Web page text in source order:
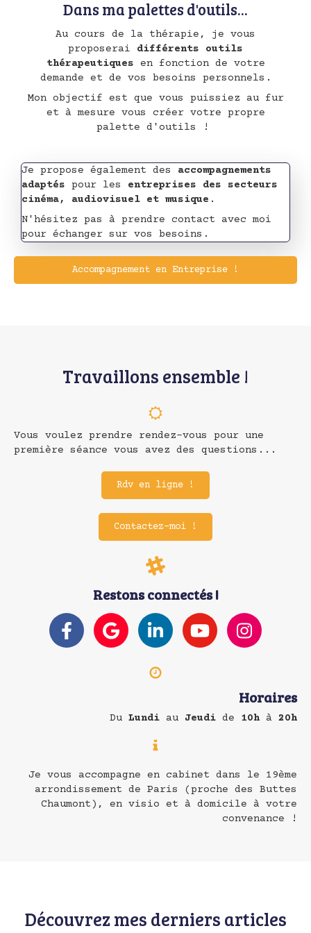
Dans ma palettes d'outils...
Au cours de la thérapie, je vous
proposerai différents outils
thérapeutiques en fonction de votre
demande et de vos besoins personnels.
Mon objectif est que vous puissiez au fur
et à mesure vous créer votre propre
palette d'outils !
Je propose également des accompagnements
adaptés pour les entreprises des secteurs
cinéma, audiovisuel et musique .
N'hésitez pas à prendre contact avec moi
pour échanger sur vos besoins.
Accompagnement en Entreprise !
Travaillons ensemble !
Vous voulez prendre rendez-vous pour une
première séance vous avez des questions...
Rdv en ligne !
Contactez-moi !
Restons connectés !
Horaires
Du Lundi au Jeudi de 10h à 20h
Je vous accompagne en cabinet dans le 19ème
arrondissement de Paris (proche des Buttes
Chaumont), en visio et à domicile à votre
convenance !
Découvrez mes derniers articles